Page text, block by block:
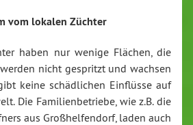
vom lokalen Züchter
haben nur wenige Flächen, die
nicht gespritzt und wachsen
keine schädlichen Einflüsse auf
Die Familienbetriebe, wie z.B. die
aus Großhelfendorf, laden auch